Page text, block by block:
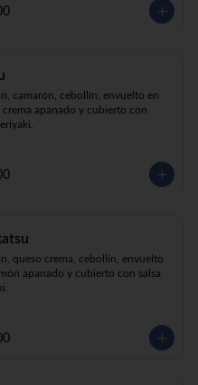
camarón, cebollín, envuelto en
crema apanado y cubierto con
queso crema, cebollín, envuelto
apanado y cubierto con salsa